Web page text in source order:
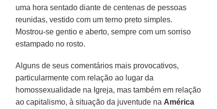
uma hora sentado diante de centenas de pessoas
reunidas, vestido com um terno preto simples.
Mostrou-se gentio e aberto, sempre com um sorriso
estampado no rosto.
Alguns de seus comentários mais provocativos,
particularmente com relação ao lugar da
homossexualidade na Igreja, mas também em relação
ao capitalismo, à situação da juventude na América